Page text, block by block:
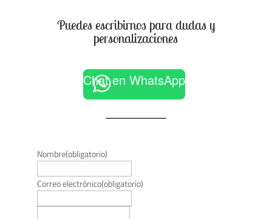
Puedes escribirnos para dudas y
personalizaciones
Chat en WhatsApp
Nombre(obligatorio)
Correo electrónico(obligatorio)